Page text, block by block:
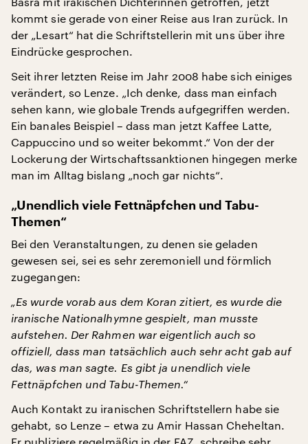
kommt sie gerade von einer Reise aus Iran zurück. In
der „Lesart“ hat die Schriftstellerin mit uns über ihre
Eindrücke gesprochen.
Seit ihrer letzten Reise im Jahr 2008 habe sich einiges
verändert, so Lenze. „Ich denke, dass man einfach
sehen kann, wie globale Trends aufgegriffen werden.
Ein banales Beispiel – dass man jetzt Kaffee Latte,
Cappuccino und so weiter bekommt.“ Von der der
Lockerung der Wirtschaftssanktionen hingegen merke
man im Alltag bislang „noch gar nichts“.
„Unendlich viele Fettnäpfchen und Tabu-
Themen“
Bei den Veranstaltungen, zu denen sie geladen
gewesen sei, sei es sehr zeremoniell und förmlich
zugegangen:
„Es wurde vorab aus dem Koran zitiert, es wurde die
iranische Nationalhymne gespielt, man musste
aufstehen. Der Rahmen war eigentlich auch so
offiziell, dass man tatsächlich auch sehr acht gab auf
das, was man sagte. Es gibt ja unendlich viele
Fettnäpfchen und Tabu-Themen.“
Auch Kontakt zu iranischen Schriftstellern habe sie
gehabt, so Lenze – etwa zu Amir Hassan Cheheltan.